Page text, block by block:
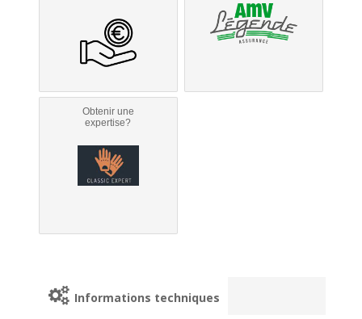
Obtenir une
expertise?
Informations techniques